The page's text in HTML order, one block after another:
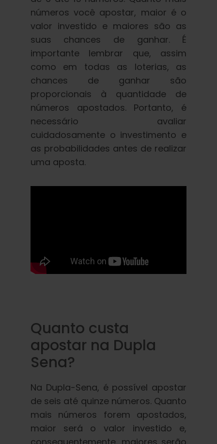
números você apostar, maior é o
valor investido e maiores são as
suas chances de ganhar. É
importante lembrar que, assim
como em todas as loterias, as
chances de ganhar são
proporcionais à quantidade de
números apostados. Portanto, é
necessário avaliar
cuidadosamente o investimento e
as probabilidades antes de realizar
uma aposta.
Quanto custa
apostar na Dupla
Sena?
Na Dupla-Sena, é possível apostar
de seis até quinze números. Quanto
mais números forem apostados,
maior será o valor investido e,